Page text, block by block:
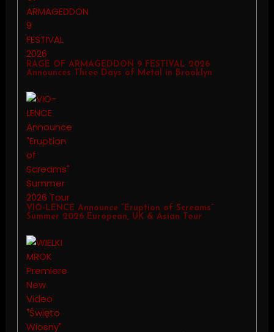
RAGE OF ARMAGEDDON 9 FESTIVAL 2026
Announces Three Days of Metal in Brooklyn
VIO-LENCE Announce “Eruption of Screams”
Summer 2026 European, UK & Asian Tour